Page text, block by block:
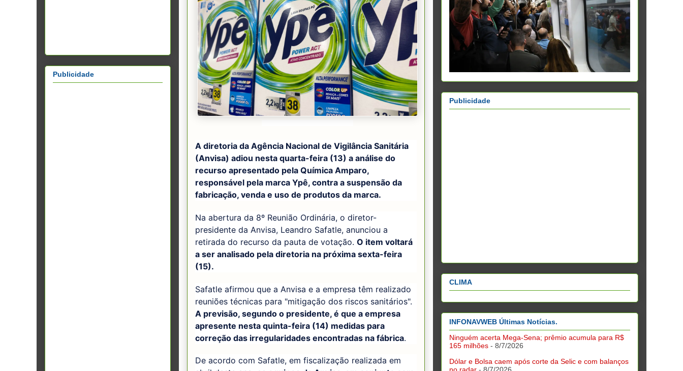
A diretoria da Agência Nacional de Vigilância Sanitária
(Anvisa) adiou nesta quarta-feira (13) a análise do
recurso apresentado pela Química Amparo,
responsável pela marca Ypê, contra a suspensão da
fabricação, venda e uso de produtos da marca.
Na abertura da 8º Reunião Ordinária, o diretor-
presidente da Anvisa, Leandro Safatle, anunciou a
retirada do recurso da pauta de votação. O item voltará
a ser analisado pela diretoria na próxima sexta-feira
(15).
Safatle afirmou que a Anvisa e a empresa têm realizado
reuniões técnicas para "mitigação dos riscos sanitários".
A previsão, segundo o presidente, é que a empresa
apresente nesta quinta-feira (14) medidas para
correção das irregularidades encontradas na fábrica.
De acordo com Safatle, em fiscalização realizada em
Publicidade
Publicidade
CLIMA
INFONAVWEB Últimas Notícias.
Ninguém acerta Mega-Sena; prêmio acumula para R$
165 milhões - 8/7/2026
Dólar e Bolsa caem após corte da Selic e com balanços
no radar - 8/7/2026